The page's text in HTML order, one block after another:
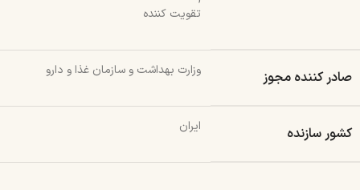
تقویت کننده
صادر کننده مجوز وزارت بهداشت و سازمان غذا و دارو
کشور سازنده ایران